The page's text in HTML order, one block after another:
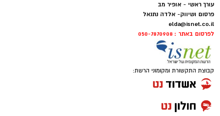
עורך ראשי - אופיר מב
פרסום ושיווק- אלדה נתנאל
elda@isnet.co.il
לפרסום באתר : 050-7870908
קבוצת התקשורת ומקומוני הרשת: